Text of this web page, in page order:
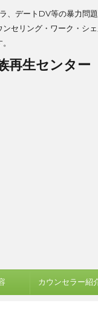
、デートDV等の暴力問
ンセリング・ワーク・シ
再生センター
カウンセラー紹